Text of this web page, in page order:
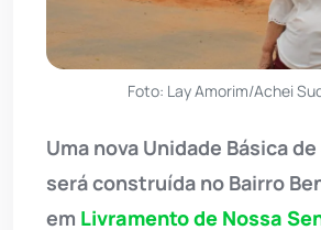
Foto: Lay Amorim/Achei
Uma nova Unidade Básica de
será construída no Bairro
em Livramento de Nossa